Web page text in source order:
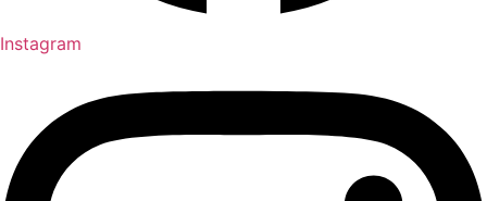
Instagram